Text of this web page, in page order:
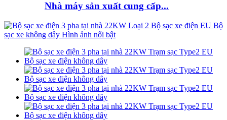
Nhà máy sản xuất cung cấp...